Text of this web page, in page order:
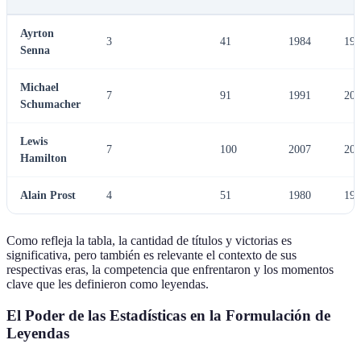
Ayrton
Senna
3 41 1984
Michael
Schumacher
7 91 1991
Lewis
Hamilton
7 100 2007
Alain Prost 4 51 1980
Como refleja la tabla, la cantidad de títulos y victorias es
significativa, pero también es relevante el contexto de sus
respectivas eras, la competencia que enfrentaron y los momentos
clave que les definieron como leyendas.
El Poder de las Estadísticas en la Formulación de
Leyendas